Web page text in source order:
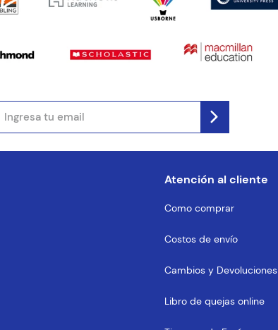
Atención al cliente
Como comprar
Costos de envío
Cambios y Devoluciones
Libro de quejas online